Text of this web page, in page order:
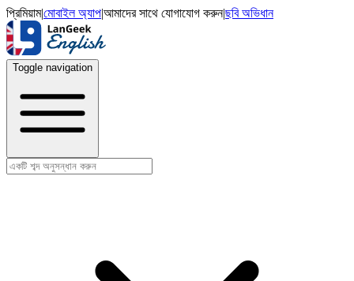
প্রিমিয়াম|মোবাইল অ্যাপ|আমাদের সাথে যোগাযোগ করুন|ছবি অভিধান
Toggle navigation